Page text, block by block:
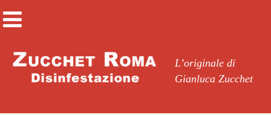
L’originale di
Gianluca Zucchet